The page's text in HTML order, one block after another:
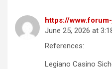
https://
June 25, 2026 at
References:
Legiano Casino